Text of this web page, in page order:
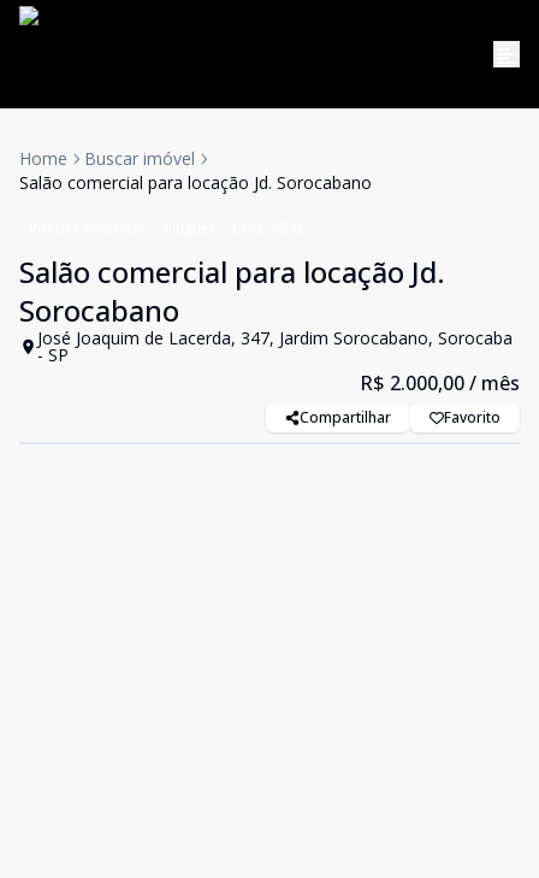
Home
Buscar imóvel
Salão comercial para locação Jd. Sorocabano
Salão comercial para locação Jd.
Sorocabano
José Joaquim de Lacerda, 347, Jardim Sorocabano, Sorocaba
- SP
R$ 2.000,00/ mês
Compartilhar Favorito